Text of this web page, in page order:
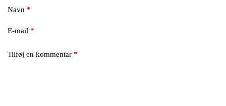
Navn *
E-mail *
Tilføj en kommentar *